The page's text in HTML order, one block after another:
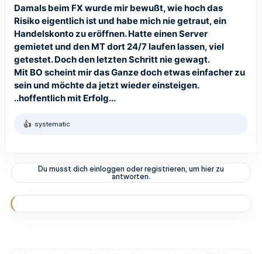
Damals beim FX wurde mir bewußt, wie hoch das
Risiko eigentlich ist und habe mich nie getraut, ein
Handelskonto zu eröffnen. Hatte einen Server
gemietet und den MT dort 24/7 laufen lassen, viel
getestet. Doch den letzten Schritt nie gewagt.
Mit BO scheint mir das Ganze doch etwas einfacher zu
sein und möchte da jetzt wieder einsteigen.
..hoffentlich mit Erfolg...
R
t
o
n
n
systematic
Du musst dich einloggen oder registrieren, um hier zu
antworten.